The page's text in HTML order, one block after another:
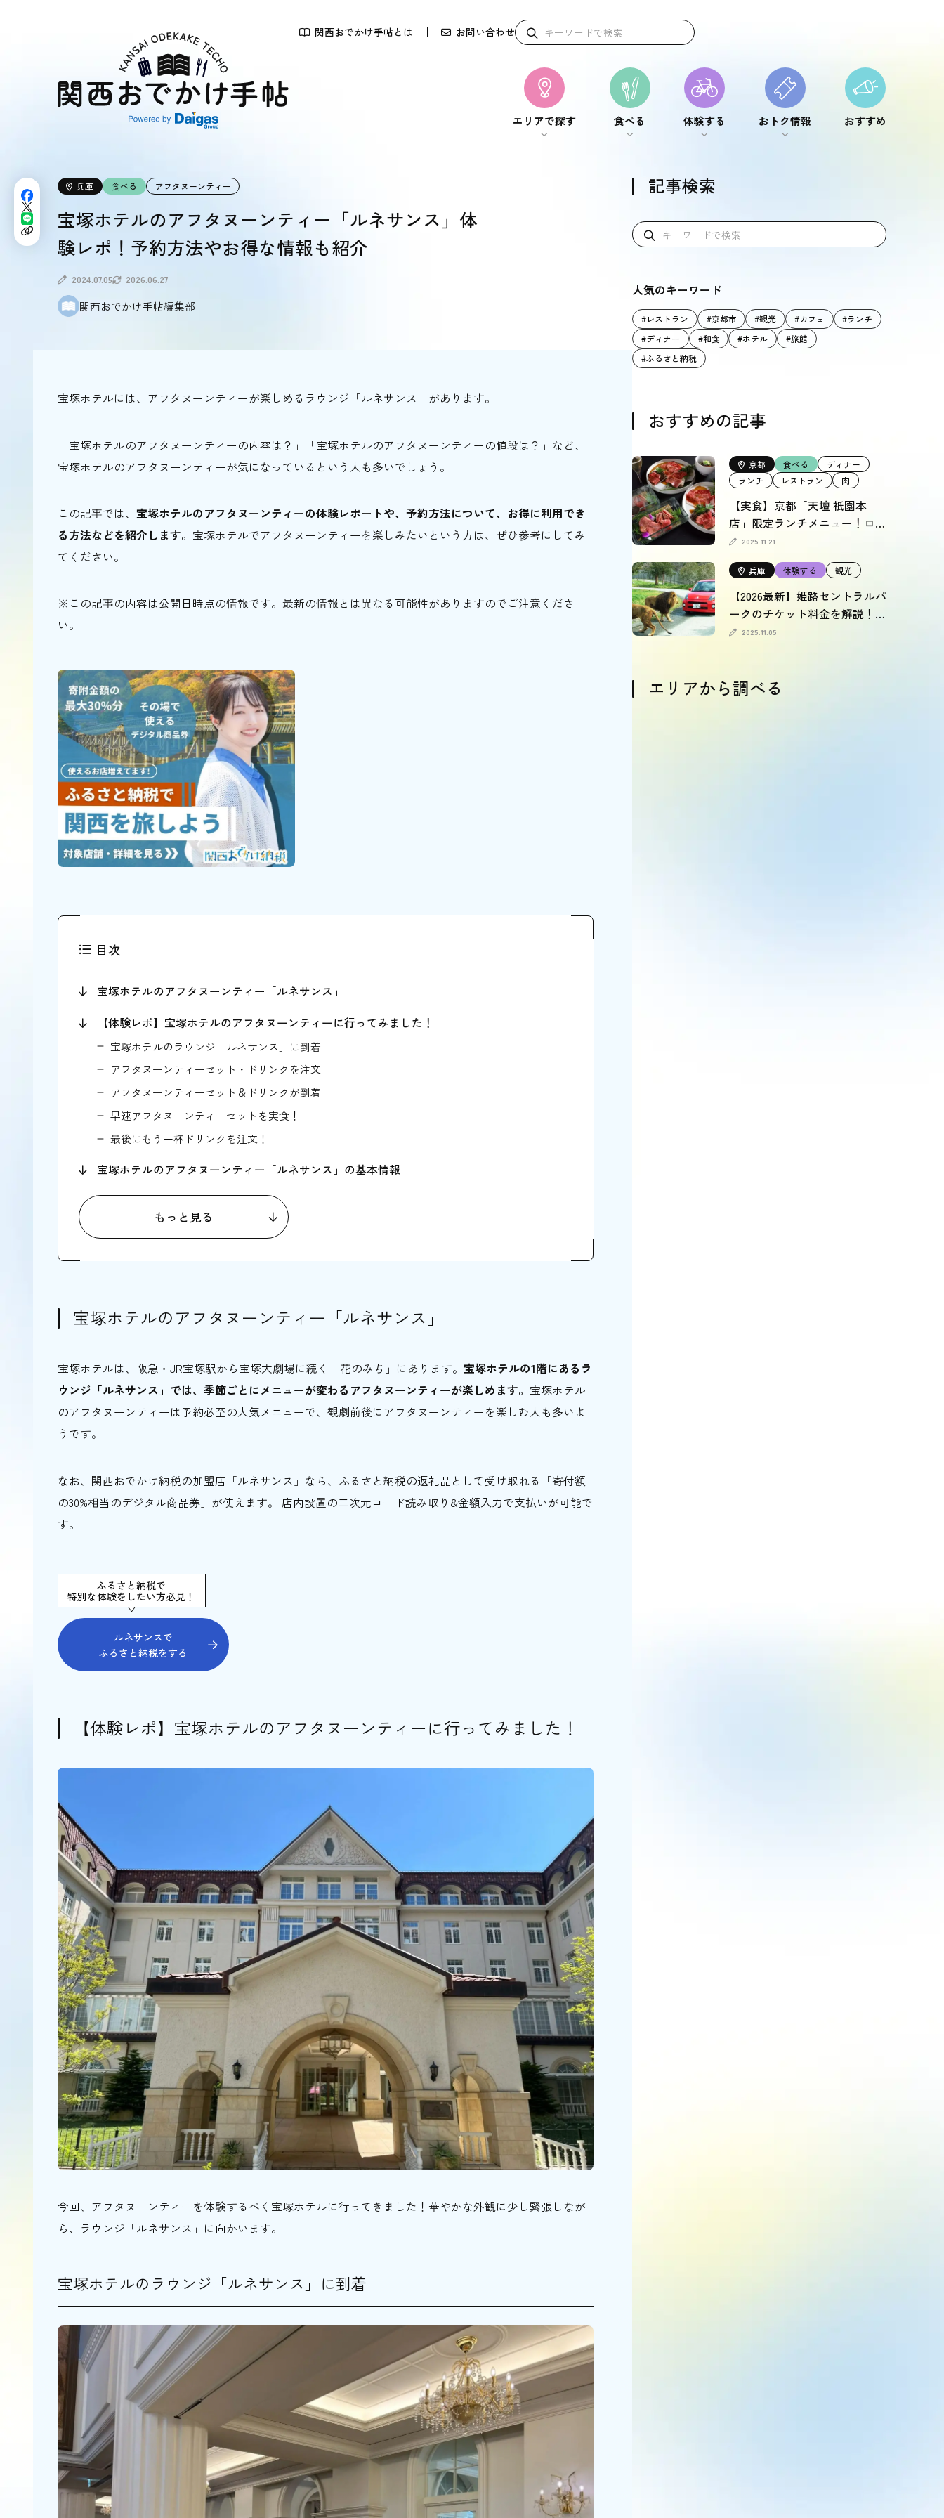
関西おでかけ手帖とは お問い合わせ
エリアで探す
エリアで探す
食べる
食べる
体験する
体験する
おトク情報
おトク情報
おすすめ
兵庫 食べる アフタヌーンティー
宝塚ホテルのアフタヌーンティー「ルネサンス」体
験レポ！予約方法やお得な情報も紹介
2024.07.05 2026.06.27
関西おでかけ手帖編集部
宝塚ホテルには、アフタヌーンティーが楽しめるラウンジ「ルネサンス」があります。
「宝塚ホテルのアフタヌーンティーの内容は？」「宝塚ホテルのアフタヌーンティーの値段は？」など、
宝塚ホテルのアフタヌーンティーが気になっているという人も多いでしょう。
この記事では、 宝塚ホテルのアフタヌーンティーの体験レポートや、予約方法について、お得に利用でき
る方法などを紹介します。 宝塚ホテルでアフタヌーンティーを楽しみたいという方は、ぜひ参考にしてみ
てください。
※この記事の内容は公開日時点の情報です。最新の情報とは異なる可能性がありますのでご注意くださ
い。
目次
宝塚ホテルのアフタヌーンティー「ルネサンス」
【体験レポ】宝塚ホテルのアフタヌーンティーに行ってみました！
宝塚ホテルのラウンジ「ルネサンス」に到着
アフタヌーンティーセット・ドリンクを注文
アフタヌーンティーセット＆ドリンクが到着
早速アフタヌーンティーセットを実食！
最後にもう一杯ドリンクを注文！
宝塚ホテルのアフタヌーンティー「ルネサンス」の基本情報
予約・キャンセル方法
宝塚ホテルのアフタヌーンティーで知っておきたいこと6つ
4.一人でも注文できる？
6.時間制限はある？
宝塚ホテルでアフタヌーンティーを楽しもう！
もっと見る
宝塚ホテルのアフタヌーンティー「ルネサンス」
宝塚ホテルは、阪急・JR宝塚駅から宝塚大劇場に続く「花のみち」にあります。 宝塚ホテルの1階にあるラ
ウンジ「ルネサンス」では、季節ごとにメニューが変わるアフタヌーンティーが楽しめます。 宝塚ホテル
のアフタヌーンティーは予約必至の人気メニューで、観劇前後にアフタヌーンティーを楽しむ人も多いよ
うです。
なお、関西おでかけ納税の加盟店「ルネサンス」なら、ふるさと納税の返礼品として受け取れる「寄付額
の30%相当のデジタル商品券」が使えます。 店内設置の二次元コード読み取り&金額入力で支払いが可能で
す。
ふるさと納税で
特別な体験をしたい方必見！
ルネサンスで
ふるさと納税をする
【体験レポ】宝塚ホテルのアフタヌーンティーに行ってみました！
今回、アフタヌーンティーを体験するべく宝塚ホテルに行ってきました！華やかな外観に少し緊張しなが
ら、ラウンジ「ルネサンス」に向かいます。
宝塚ホテルのラウンジ「ルネサンス」に到着
記事検索
人気のキーワード
#レストラン #京都市 #観光 #カフェ
#ランチ
#ディナー
#和食 #ホテル
#旅館
#ふるさと納税
おすすめの記事
京都 食べる
ディナー
ランチ
レストラン 肉
【実食】京都「天壇 祇園本
店」限定ランチメニュー！ロイ
ヤルフロアも徹底レポート
2025.11.21
兵庫 体験する 観光
【2026最新】姫路セントラルパ
ークのチケット料金を解説！割
引情報も
2025.11.05
エリアから調べる